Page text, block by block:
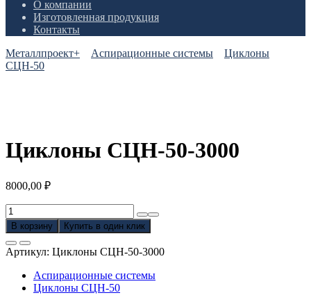
О компании
Изготовленная продукция
Контакты
Металлпроект+
Аспирационные системы
Циклоны
СЦН-50
Циклоны СЦН-50-3000
8000,00 ₽
Количество
товара
Циклоны
СЦН-50-
3000
В корзину Купить в один клик
Артикул: Циклоны СЦН-50-3000
Аспирационные системы
Циклоны СЦН-50